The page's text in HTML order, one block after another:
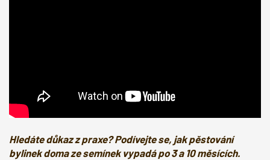
Hledáte důkaz z praxe? Podívejte se, jak pěstování
bylinek doma ze semínek vypadá po 3 a 10 měsících.